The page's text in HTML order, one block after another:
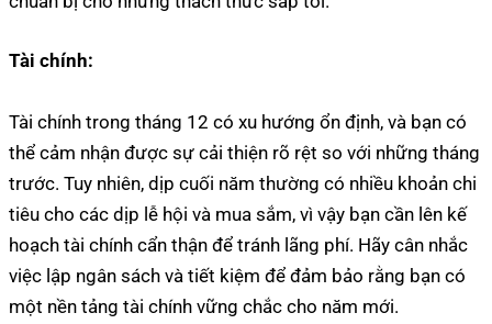
Tài chính:
Tài chính trong tháng 12 có xu hướng ổn định, và bạn có
thể cảm nhận được sự cải thiện rõ rệt so với những tháng
trước. Tuy nhiên, dịp cuối năm thường có nhiều khoản chi
tiêu cho các dịp lễ hội và mua sắm, vì vậy bạn cần lên kế
hoạch tài chính cẩn thận để tránh lãng phí. Hãy cân nhắc
việc lập ngân sách và tiết kiệm để đảm bảo rằng bạn có
một nền tảng tài chính vững chắc cho năm mới.